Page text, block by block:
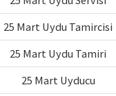
25 Mart Uydu Tamircisi
25 Mart Uydu Tamiri
25 Mart Uyducu